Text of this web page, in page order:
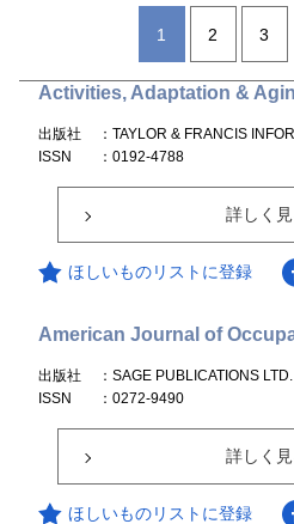
1 2 3
Activities, Adaptation &
出版社
：TAYLOR & FRANCIS
ISSN
：0192-4788
詳しく見
ほしいものリストに登録
American Journal of
出版社
：SAGE PUBLICATIONS LTD.
ISSN
：0272-9490
詳しく見
ほしいものリストに登録